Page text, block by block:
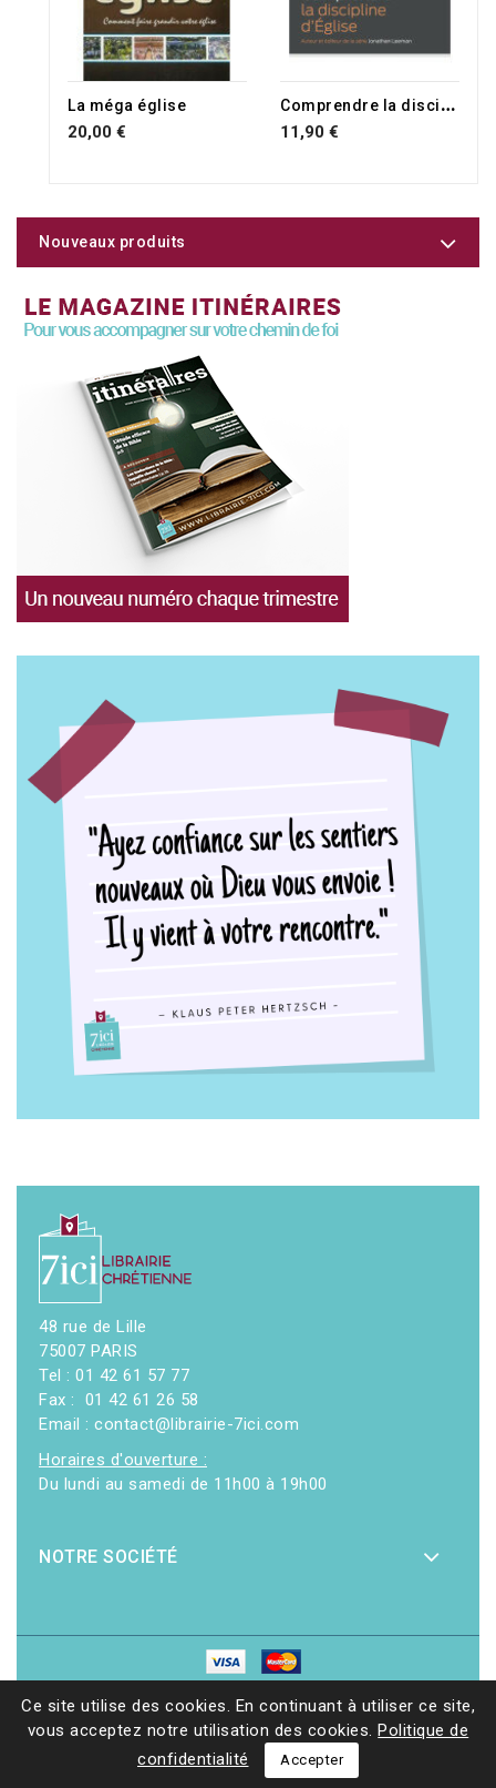
La méga église
20,00 €
C
omprendre la discipline d'Église
11,90 €
Nouveaux produits
48 rue de Lille
75007 PARIS
Tel : 01 42 61 57 77
Fax : 01 42 61 26 58
Email : contact@librairie-7ici.com
Horaires d'ouverture :
Du lundi au samedi de 11h00 à 19h00
NOTRE SOCIÉTÉ
Ce site utilise des cookies. En continuant à utiliser ce site,
vous acceptez notre utilisation des cookies. Politique de
confidentialité
Accepter
© 2026 - Librairie 7ici| Site web réalisé par Ethicweb